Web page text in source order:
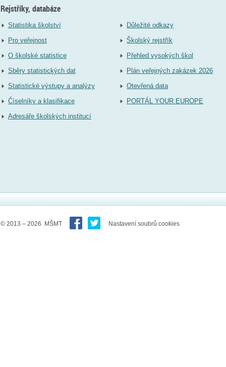
Rejstříky, databáze
Statistika školství
Pro veřejnost
O školské statistice
Sběry statistických dat
Statistické výstupy a analýzy
Číselníky a klasifikace
Adresáře školských institucí
Důležité odkazy
Školský rejstřík
Přehled vysokých škol
Plán veřejných zakázek 2026
Otevřená data
PORTÁL YOUR EUROPE
© 2013 – 2026 MŠMT Nastavení soubrů cookies